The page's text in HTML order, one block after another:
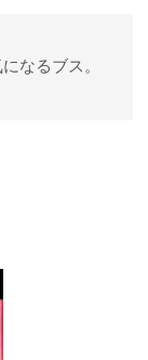
なるブス。